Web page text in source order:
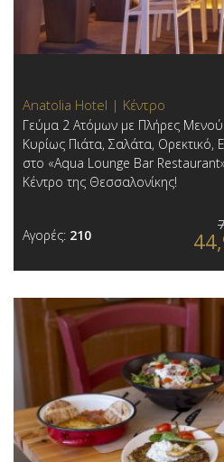
Anatolia Hotel | Κέντρο
Γεύμα 2 Ατόμων με Πλήρες
Κυρίως Πιάτα, Σαλάτα, Ορεκτικό,
στο «Aqua Lounge Bar
Κέντρο της Θεσσαλονίκης!
Αγορές: 210